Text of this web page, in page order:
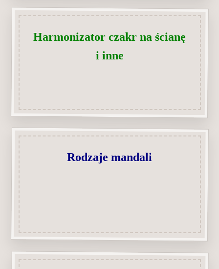
Harmonizator czakr na ścianę
i inne
Rodzaje mandali